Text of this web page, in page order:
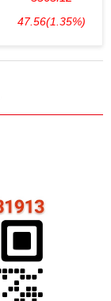
47.56(1.35%)